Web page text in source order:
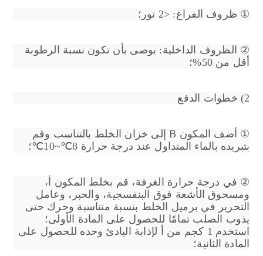
① ظروف الفراغ: <2 تور؛
② الظروف الداخلية: يوصى بأن تكون نسبة الرطوبة
أقل من 50%؛
2) خطوات الدفع
① أضف المكون B إلى خزان الخلط بالتناسب وقم
بتبريده بالماء المتداول عند درجة حرارة 8℃~10℃؛
② في درجة حرارة الغرفة، قم بخلط المكون أ،
ومسحوق الأشعة فوق البنفسجية، والحبر، وعامل
التحرير في برميل الخلط بنسبة متناسبة وحرك حتى
يذوب الصلب تمامًا للحصول على المادة الأولى؛
استخدم 1 كجم من أ لإذابة البادئ وحده للحصول على
المادة الثانية؛